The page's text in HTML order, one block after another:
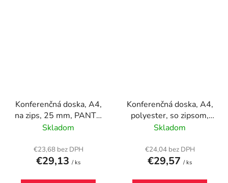
Konferenčná doska, A4,
na zips, 25 mm, PANTA
PLAST, čierna
Skladom
€23,68 bez DPH
€29,13 / ks
Konferenčná doska, A4,
polyester, so zipsom,
WEDO "College", sivá
Skladom
€24,04 bez DPH
€29,57 / ks